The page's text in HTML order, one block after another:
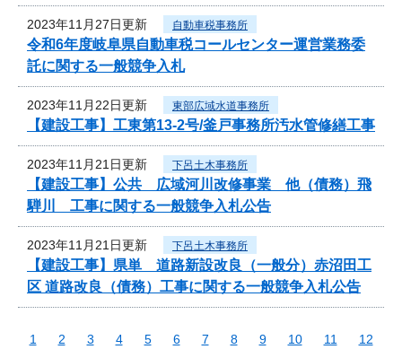
2023年11月27日更新 自動車税事務所
令和6年度岐阜県自動車税コールセンター運営業務委
託に関する一般競争入札
2023年11月22日更新 東部広域水道事務所
【建設工事】工東第13-2号/釜戸事務所汚水管修繕工事
2023年11月21日更新 下呂土木事務所
【建設工事】公共 広域河川改修事業 他（債務）飛
騨川 工事に関する一般競争入札公告
2023年11月21日更新 下呂土木事務所
【建設工事】県単 道路新設改良（一般分）赤沼田工
区 道路改良（債務）工事に関する一般競争入札公告
1 2 3 4 5 6 7 8 9 10 11
12